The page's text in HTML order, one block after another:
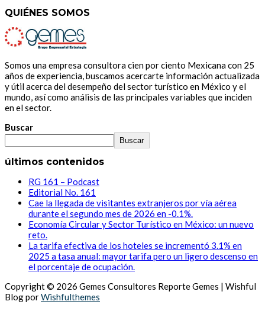
QUIÉNES SOMOS
Somos una empresa consultora cien por ciento Mexicana con 25
años de experiencia, buscamos acercarte información actualizada
y útil acerca del desempeño del sector turístico en México y el
mundo, así como análisis de las principales variables que inciden
en el sector.
Buscar
Buscar
últimos contenidos
RG 161 – Podcast
Editorial No. 161
Cae la llegada de visitantes extranjeros por vía aérea
durante el segundo mes de 2026 en -0.1%.
Economía Circular y Sector Turístico en México: un nuevo
reto.
La tarifa efectiva de los hoteles se incrementó 3.1% en
2025 a tasa anual: mayor tarifa pero un ligero descenso en
el porcentaje de ocupación.
Copyright © 2026 Gemes Consultores Reporte Gemes | Wishful
Blog porWishfulthemes